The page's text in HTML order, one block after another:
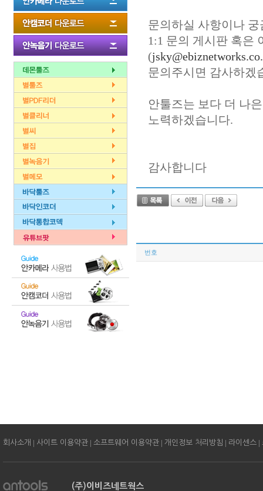
문의하실 사항이나
1:1 문의 게시판 혹은
(
문의주시면 감사하겠
안툴즈는 보다 더 나
노력하겠습니다.
감사합니다
번호
회사소개 | 사이트 이용약관 | 소프트웨어 이용약관 | 개인정보 처리방침 | 라이센스 |
(주)이비즈네트웍스